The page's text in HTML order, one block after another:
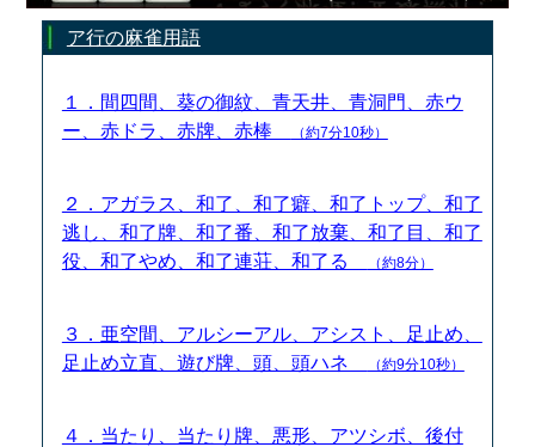
ア行の麻雀用語
１．間四間、葵の御紋、青天井、青洞門、赤ウ
ー、赤ドラ、赤牌、赤棒
（約7分10秒）
２．アガラス、和了、和了癖、和了トップ、和了
逃し、和了牌、和了番、和了放棄、和了目、和了
役、和了やめ、和了連荘、和了る
（約8分）
３．亜空間、アルシーアル、アシスト、足止め、
足止め立直、遊び牌、頭、頭ハネ
（約9分10秒）
４．当たり、当たり牌、悪形、アツシボ、後付